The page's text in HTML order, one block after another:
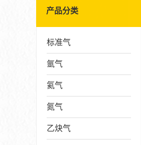
产品分类
标准气
氩气
氦气
氮气
乙炔气